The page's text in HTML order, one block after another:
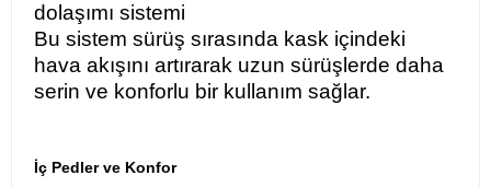
dolaşımı sistemi
Bu sistem sürüş sırasında kask içindeki
hava akışını artırarak uzun sürüşlerde daha
serin ve konforlu bir kullanım sağlar.
İç Pedler ve Konfor